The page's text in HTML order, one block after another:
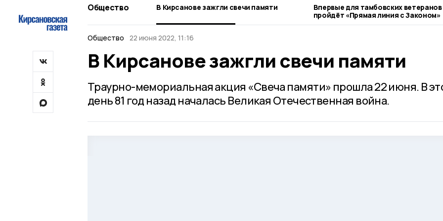
Общество В Кирсанове зажгли свечи памяти
Впервые для тамбовских
пройдёт «Прямая линия с Законом»
Общество 22 июня 2022, 11:16
В Кирсанове зажгли свечи памяти
Траурно-мемориальная акция «Свеча памяти» прошла 22 июня. В
день 81 год назад началась Великая Отечественная война.